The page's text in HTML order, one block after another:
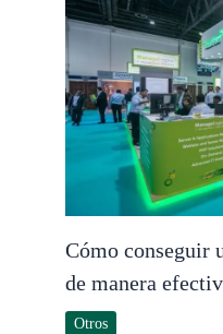
Cómo conseguir
de manera
Otros